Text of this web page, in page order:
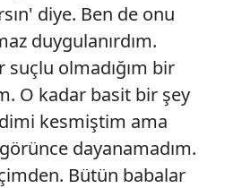
diye. Ben de onu
duygulanırdım.
suçlu olmadığım bir
O kadar basit bir şey
kesmiştim ama
görünce dayanamadım.
Bütün babalar